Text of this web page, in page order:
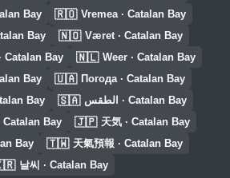
Bay 🇷🇴 Vremea · Catalan Bay
Bay 🇳🇴 Været · Catalan Bay
Catalan Bay 🇳🇱 Weer · Catalan Bay
Bay 🇺🇦 Погода · Catalan Bay
Bay 🇸🇦 الطقس · Catalan Bay
Catalan Bay 🇯🇵 天気 · Catalan Bay
Bay 🇹🇼 天氣預報 · Catalan Bay
날씨 · Catalan Bay